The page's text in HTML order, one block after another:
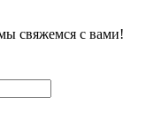
свяжемся с вами!